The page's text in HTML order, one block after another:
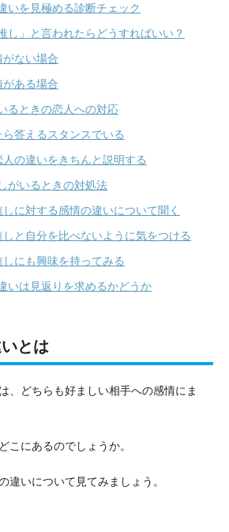
いを見極める診断チェック
し」と言われたらどうすればいい？
ない場合
ある場合
るときの恋人への対応
ら答えるスタンスでいる
の違いをきちんと説明する
がいるときの対処法
しに対する感情の違いについて聞く
しと自分を比べないように気をつける
にも興味を持ってみる
いは見返りを求めるかどうか
とは
、どちらも好ましい相手への感情にま
こにあるのでしょうか。
違いについて見てみましょう。